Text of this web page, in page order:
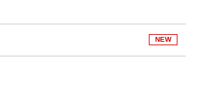
NEW